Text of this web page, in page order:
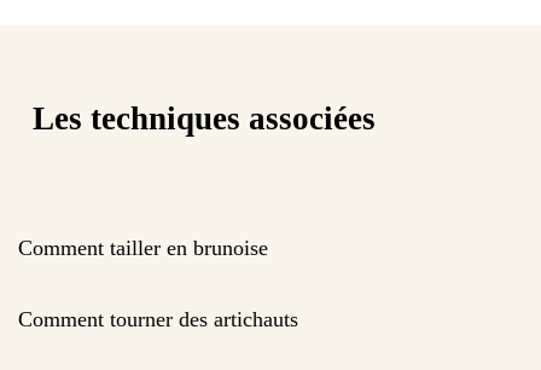
Les techniques associées
Comment tailler en brunoise
Comment tourner des artichauts